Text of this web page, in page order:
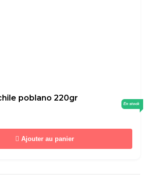
poblano 220gr
En stock
Ajouter au panier